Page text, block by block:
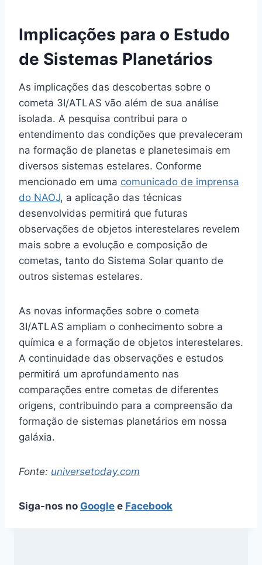
Implicações para o Estudo
de Sistemas Planetários
As implicações das descobertas sobre o
cometa 3I/ATLAS vão além de sua análise
isolada. A pesquisa contribui para o
entendimento das condições que prevaleceram
na formação de planetas e planetesimais em
diversos sistemas estelares. Conforme
mencionado em uma comunicado de imprensa
do NAOJ, a aplicação das técnicas
desenvolvidas permitirá que futuras
observações de objetos interestelares revelem
mais sobre a evolução e composição de
cometas, tanto do Sistema Solar quanto de
outros sistemas estelares.
As novas informações sobre o cometa
3I/ATLAS ampliam o conhecimento sobre a
química e a formação de objetos interestelares.
A continuidade das observações e estudos
permitirá um aprofundamento nas
comparações entre cometas de diferentes
origens, contribuindo para a compreensão da
formação de sistemas planetários em nossa
galáxia.
Fonte: universetoday.com
Siga-nos no Google e Facebook